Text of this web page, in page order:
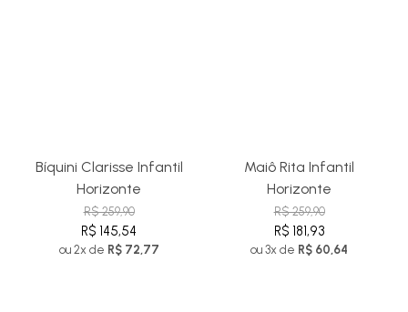
Bíquini Clarisse Infantil
Horizonte
R$ 259,90
R$ 145,54
ou 2x de R$ 72,77
Maiô Rita Infantil
Horizonte
R$ 259,90
R$ 181,93
ou 3x de R$ 60,64